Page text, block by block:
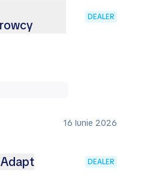
DEALER
16 Iunie 2026
DEALER